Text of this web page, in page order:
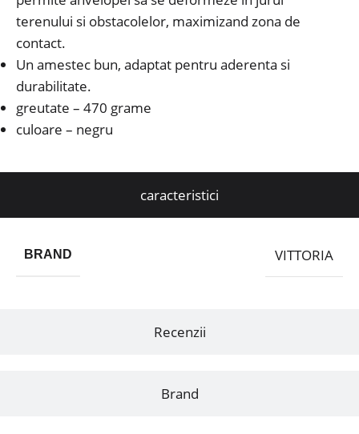
terenului si obstacolelor, maximizand zona de
contact.
Un amestec bun, adaptat pentru aderenta si
durabilitate.
greutate – 470 grame
culoare – negru
caracteristici
Recenzii
Brand
BRAND VITTORIA